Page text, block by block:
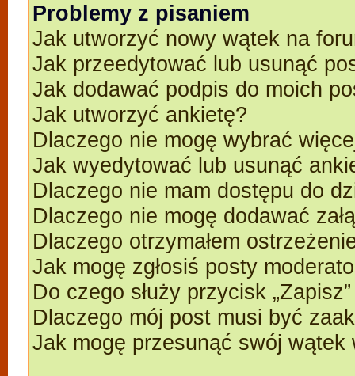
Problemy z pisaniem
Jak utworzyć nowy wątek na
Jak przeedytować lub usunąć
Jak dodawać podpis do moich
Jak utworzyć ankietę?
Dlaczego nie mogę wybrać
Jak wyedytować lub usunąć
Dlaczego nie mam dostępu do
Dlaczego nie mogę dodawać
Dlaczego otrzymałem
Jak mogę zgłosiś posty
Do czego służy przycisk
Dlaczego mój post musi być
Jak mogę przesunąć swój wątek